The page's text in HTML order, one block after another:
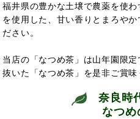
福井県の豊かな土壌で農薬を使
を使用した、甘い香りとまろや
ださい。
当店の「なつめ茶」は山年園限
抜いた「なつめ茶」を是非ご賞味
奈良時
なつめ